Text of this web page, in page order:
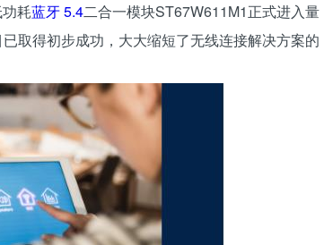
耗蓝牙 5.4二合一模块ST67W611M1正式进入量
取得初步成功，大大缩短了无线连接解决方案的